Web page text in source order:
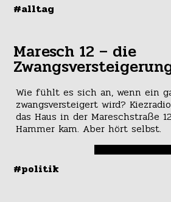
#alltag
Maresch 12 – die
Wie fühlt es sich an, wenn ein
zwangsversteigert wird?
das Haus in der Mareschstraße
Hammer kam. Aber hört selbst.
#politik